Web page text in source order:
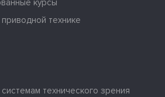
курсы
технике
технического зрения